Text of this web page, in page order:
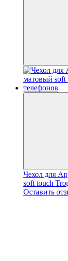
Чехол для
soft touch
Оставить